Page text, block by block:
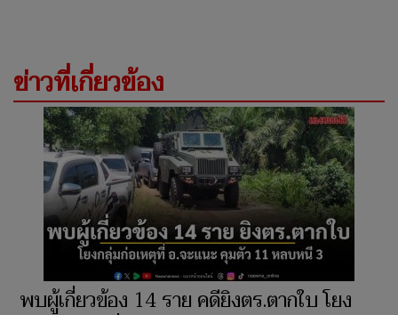
ข่าวที่เกี่ยวข้อง
พบผู้เกี่ยวข้อง 14 ราย คดียิงตร.ตากใบ โยง